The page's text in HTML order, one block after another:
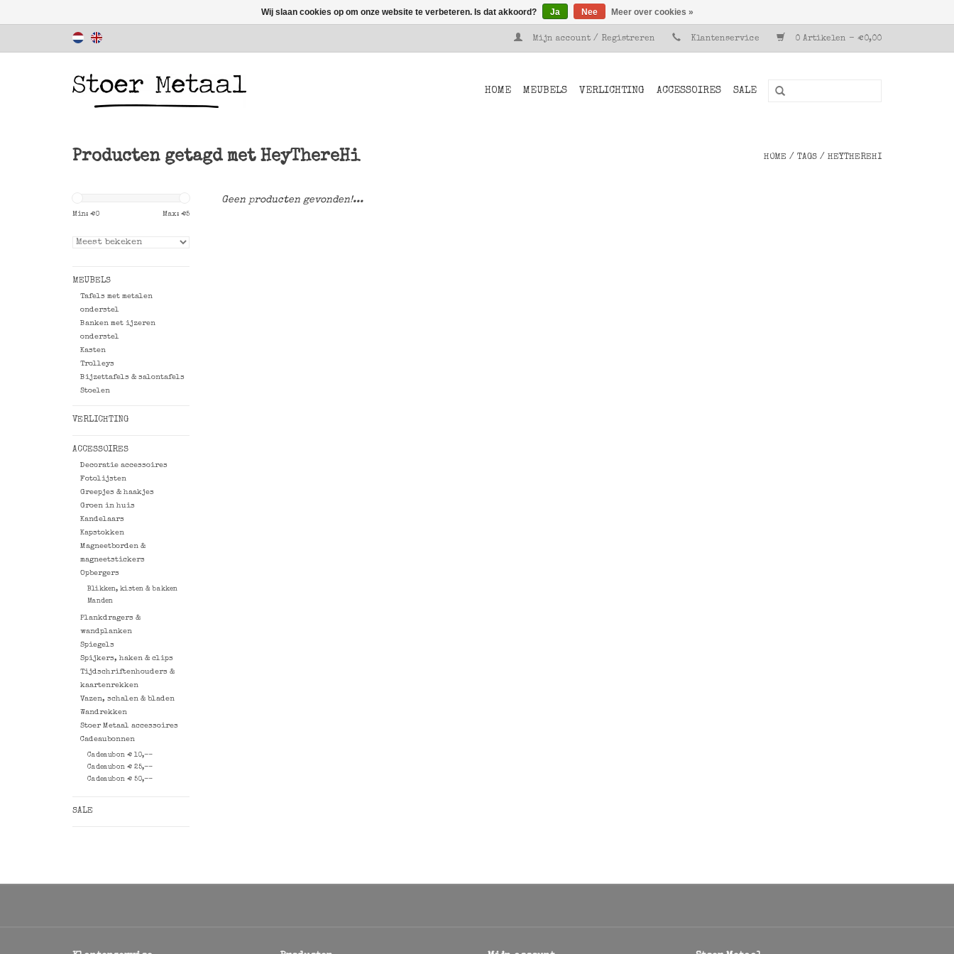
Mijn account / Registreren Klantenservice 0 Artikelen - €0,00
HOME MEUBELS VERLICHTING ACCESSOIRES SALE
Producten getagd met HeyThereHi HOME / TAGS / HEYTHEREHI
Min: €0 Max: €5
MEUBELS
Tafels met metalen
onderstel
Banken met ijzeren
onderstel
Kasten
Trolleys
Bijzettafels & salontafels
Stoelen
VERLICHTING
ACCESSOIRES
Decoratie accessoires
Fotolijsten
Greepjes & haakjes
Groen in huis
Kandelaars
Kapstokken
Magneetborden &
magneetstickers
Opbergers
Blikken, kisten & bakken
Manden
Plankdragers &
wandplanken
Spiegels
Spijkers, haken & clips
Tijdschriftenhouders &
kaartenrekken
Vazen, schalen & bladen
Wandrekken
Stoer Metaal accessoires
Cadeaubonnen
Cadeaubon € 10,--
Cadeaubon € 25,--
Cadeaubon € 50,--
SALE
Geen producten gevonden!...
Wij slaan cookies op om onze website te verbeteren. Is dat akkoord? Ja Nee Meer over cookies »